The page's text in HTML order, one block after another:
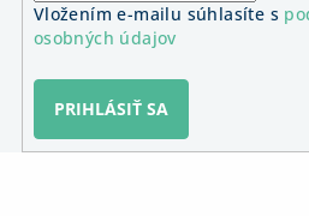
Vložením e-mailu súhlasíte s
osobných údajov
PRIHLÁSIŤ SA